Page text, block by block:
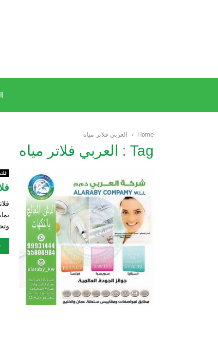
Home العربي فلاتر مياه
Tag : العربي فلاتر مياه